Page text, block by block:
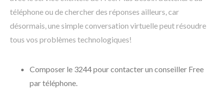
téléphone ou de chercher des réponses ailleurs, car
désormais, une simple conversation virtuelle peut résoudre
tous vos problèmes technologiques!
Composer le 3244 pour contacter un conseiller Free
par téléphone.